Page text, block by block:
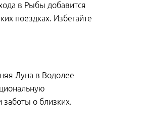
в Рыбы добавится
поездках. Избегайте
Луна в Водолее
заботы о близких.